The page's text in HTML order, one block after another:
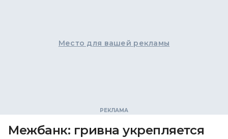
Место для вашей рекламы
Межбанк: гривна укрепляется